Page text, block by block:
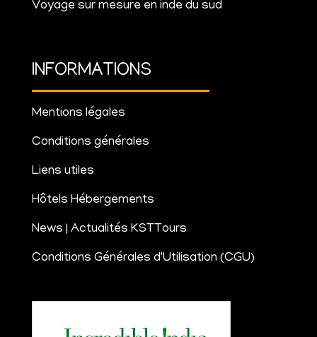
Voyage sur mesure en inde du sud
INFORMATIONS
Mentions légales
Conditions générales
Liens utiles
Hôtels Hébergements
News | Actualités KSTTours
Conditions Générales d'Utilisation (CGU)